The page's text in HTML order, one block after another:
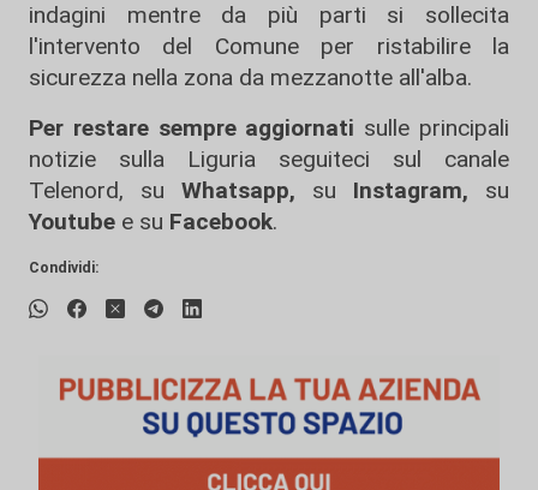
indagini mentre da più parti si sollecita
l'intervento del Comune per ristabilire la
sicurezza nella zona da mezzanotte all'alba.
Per restare sempre aggiornati sulle principali
notizie sulla Liguria seguiteci sul canale
Telenord, su
Whatsapp, su Instagram, su
Youtube e su Facebook.
Condividi: